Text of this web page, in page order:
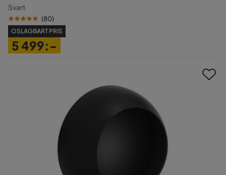
Svart
(80)
OSLAGBART PRIS
5 499:-